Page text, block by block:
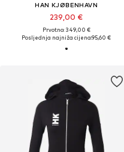
HAN KJØBENHAVN
239,00 €
Prvotno: 349,00 €
Posljednja najniža cijena:95,60 €